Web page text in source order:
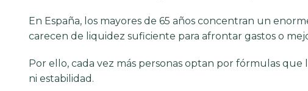
En España, los mayores de 65 años concentran un
carecen de liquidez suficiente para afrontar gastos o
Por ello, cada vez más personas optan por fórmulas
ni estabilidad.